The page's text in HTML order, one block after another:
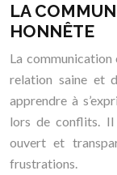
LA
HONNÊTE
La communication
relation saine et
apprendre à
lors de conflits. Il
ouvert et
frustrations.